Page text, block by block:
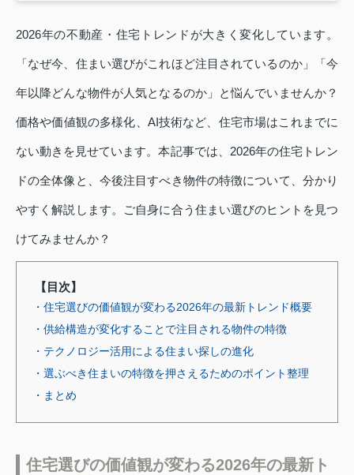
2026年の不動産・住宅トレンドが大きく変化しています。
「なぜ今、住まい選びがこれほど注目されているのか」「今
年以降どんな物件が人気となるのか」と悩んでいませんか？
価格や価値観の多様化、AI技術など、住宅市場はこれまでに
ない動きを見せています。本記事では、2026年の住宅トレン
ドの全体像と、今後注目すべき物件の特徴について、分かり
やすく解説します。ご自身に合う住まい選びのヒントを見つ
けてみませんか？
【目次】
・住宅選びの価値観が変わる2026年の最新トレンド概要
・供給構造が変化することで注目される物件の特徴
・テクノロジー活用による住まい探しの進化
・選ぶべき住まいの特徴を押さえるためのポイント整理
・まとめ
住宅選びの価値観が変わる2026年の最新ト